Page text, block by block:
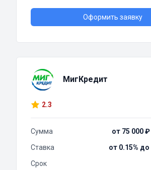
Оформить заявку
МигКредит
2.3
Сумма
от 75 000
Ставка
от 0.15%
Срок